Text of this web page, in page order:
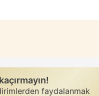
faydalanmak